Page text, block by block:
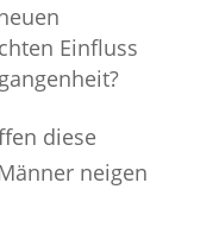
Einfluss
diese
neigen